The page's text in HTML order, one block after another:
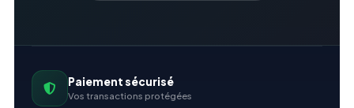
Paiement sécurisé
Vos transactions protégées